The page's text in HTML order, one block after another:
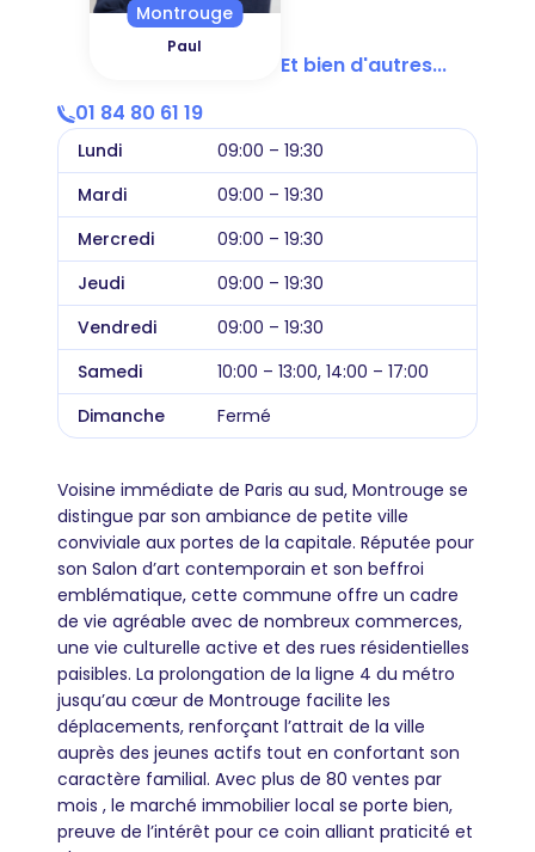
Montrouge
Paul
Et bien d'autres...
01 84 80 61 19
Lundi
09:00 – 19:30
Mardi
09:00 – 19:30
Mercredi
09:00 – 19:30
Jeudi
09:00 – 19:30
Vendredi
09:00 – 19:30
Samedi
10:00 – 13:00, 14:00 – 17:00
Dimanche
Fermé
Voisine immédiate de Paris au sud, Montrouge se
distingue par son ambiance de petite ville
conviviale aux portes de la capitale. Réputée pour
son Salon d’art contemporain et son beffroi
emblématique, cette commune offre un cadre
de vie agréable avec de nombreux commerces,
une vie culturelle active et des rues résidentielles
paisibles. La prolongation de la ligne 4 du métro
jusqu’au cœur de Montrouge facilite les
déplacements, renforçant l’attrait de la ville
auprès des jeunes actifs tout en confortant son
caractère familial. Avec plus de 80 ventes par
mois , le marché immobilier local se porte bien,
preuve de l’intérêt pour ce coin alliant praticité et